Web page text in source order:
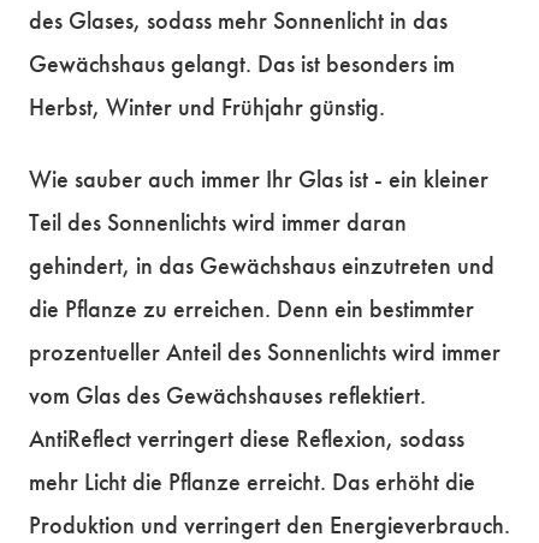
des Glases, sodass mehr Sonnenlicht in das
Gewächshaus gelangt. Das ist besonders im
Herbst, Winter und Frühjahr günstig.
Wie sauber auch immer Ihr Glas ist - ein kleiner
Teil des Sonnenlichts wird immer daran
gehindert, in das Gewächshaus einzutreten und
die Pflanze zu erreichen. Denn ein bestimmter
prozentueller Anteil des Sonnenlichts wird immer
vom Glas des Gewächshauses reflektiert.
AntiReflect verringert diese Reflexion, sodass
mehr Licht die Pflanze erreicht. Das erhöht die
Produktion und verringert den Energieverbrauch.